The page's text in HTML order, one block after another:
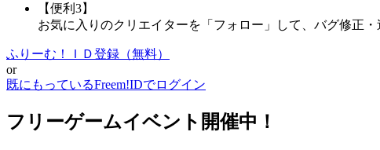
【便利3】
お気に入りのクリエイターを「フォロー」して、バグ修正
ふりーむ！ＩＤ登録（無料）
or
既にもっているFreem!IDでログイン
フリーゲームイベント開催中！